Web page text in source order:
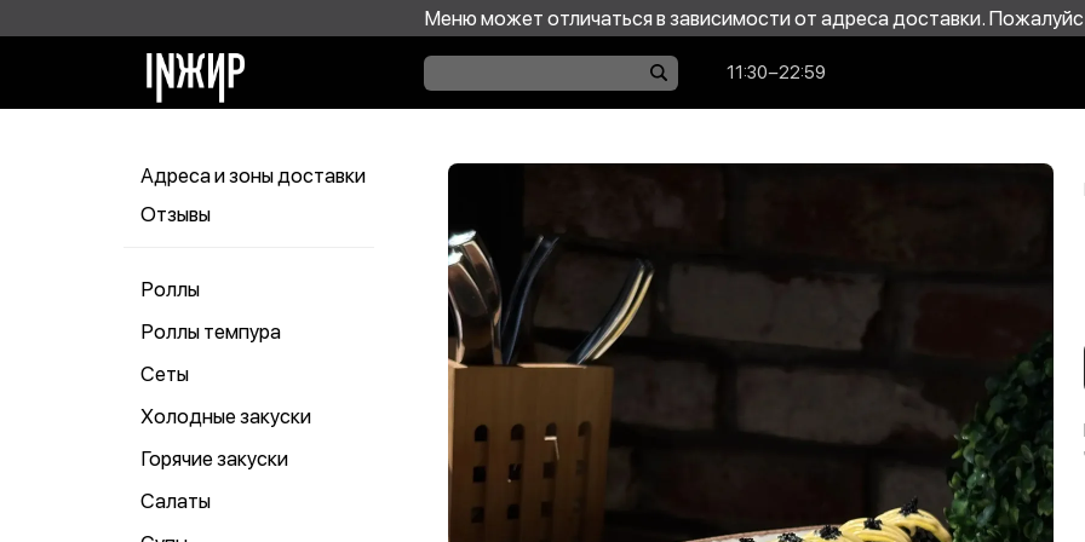
Меню может отличаться в зависимости от адреса доставки.
11:30−22:59
Адреса и зоны доставки
Отзывы
Роллы
Роллы темпура
Сеты
Холодные закуски
Горячие закуски
Салаты